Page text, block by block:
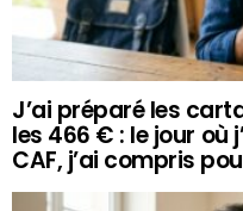
J’ai préparé les
les 466 € : le jour où
CAF, j’ai compris